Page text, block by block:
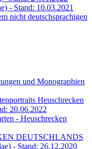
- Stand: 10.03.2021
nicht deutschsprachigen
und Monographien
Heuschrecken
20.06.2022
- Heuschrecken
DEUTSCHLANDS
- Stand: 26.12.2020